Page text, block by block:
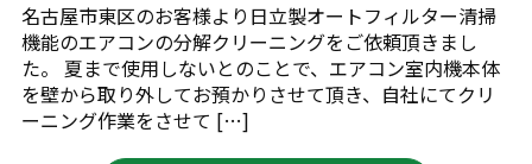
名古屋市東区のお客様より日立製オートフィルター清掃
機能のエアコンの分解クリーニングをご依頼頂きまし
た。 夏まで使用しないとのことで、エアコン室内機本体
を壁から取り外してお預かりさせて頂き、自社にてクリ
ーニング作業をさせて […]